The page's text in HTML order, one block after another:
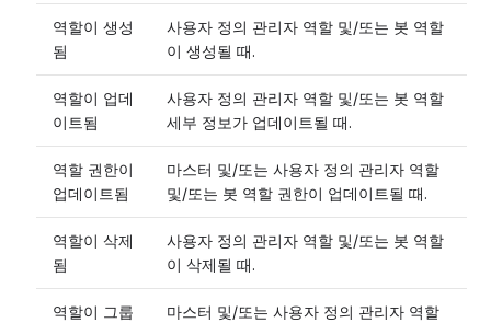
역할이 생성
됨
사용자 정의 관리자 역할 및/또는 봇 역할
이 생성될 때.
역할이 업데
이트됨
사용자 정의 관리자 역할 및/또는 봇 역할
세부 정보가 업데이트될 때.
역할 권한이
업데이트됨
마스터 및/또는 사용자 정의 관리자 역할
및/또는 봇 역할 권한이 업데이트될 때.
역할이 삭제
됨
사용자 정의 관리자 역할 및/또는 봇 역할
이 삭제될 때.
역할이 그룹
마스터 및/또는 사용자 정의 관리자 역할